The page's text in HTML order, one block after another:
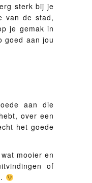
sterk bij je
van de stad,
je gemak in
goed aan jou
aan die
over een
het goede
mooier en
of